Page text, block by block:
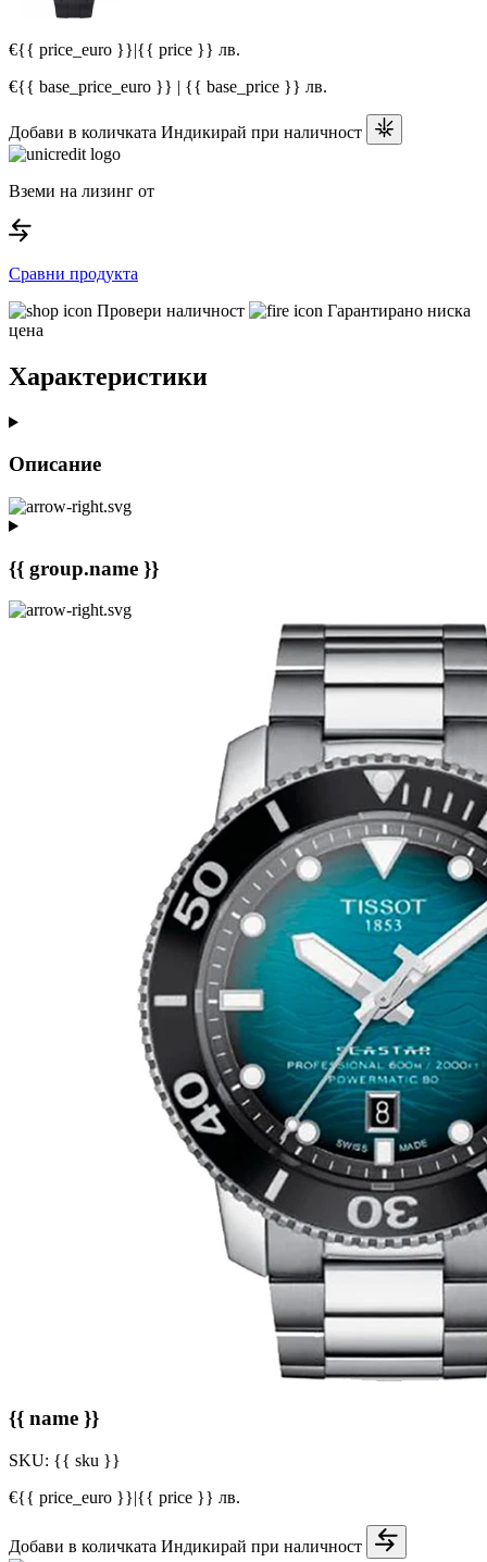
€{{ price_euro }}|{{ price }} лв.
€{{ base_price_euro }} | {{ base_price }} лв.
Добави в количката Индикирай при наличност
Вземи на лизинг от
Сравни продукта
Провери наличност
Гарантирано ниска
цена
Характеристики
Описание
{{ group.name }}
{{ name }}
SKU: {{ sku }}
€{{ price_euro }}|{{ price }} лв.
Добави в количката Индикирай при наличност